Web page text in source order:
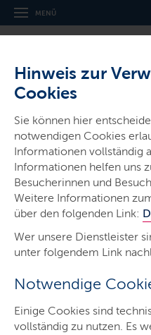
Hinweis zur
Cookies
Sie können hier
notwendigen Cookies
Informationen vollständig
Informationen helfen uns
Besucherinnen und
Weitere Informationen
über den folgenden Link:
Wer unsere Dienstleister
unter folgendem Link
Notwendige
Einige Cookies sind
vollständig zu nutzen. Es
MENÜ
Thema
Start
Übersicht der Orden
Wer kann